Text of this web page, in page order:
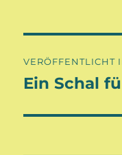
VERÖFFENTLICHT
Ein Schal